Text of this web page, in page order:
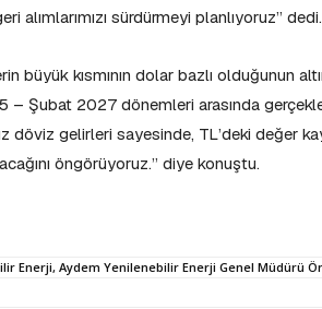
alımlarımızı sürdürmeyi planlıyoruz” dedi.
büyük kısmının dolar bazlı olduğunun
– Şubat 2027 dönemleri arasında
döviz gelirleri sayesinde, TL’deki değer
öngörüyoruz.” diye konuştu.
Enerji, Aydem Yenilenebilir Enerji Genel Müdürü